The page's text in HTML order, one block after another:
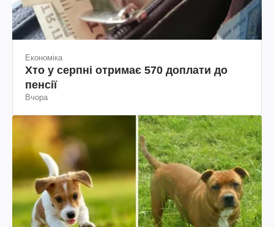
Економіка
Хто у серпні отримає 570 доплати до
пенсії
Вчора